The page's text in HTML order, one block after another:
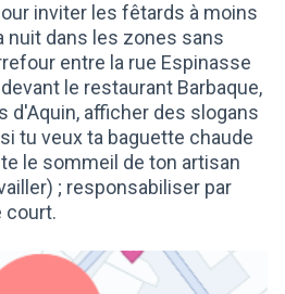
inviter les fêtards à moins
nuit dans les zones sans
entre la rue Espinasse
le restaurant Barbaque,
d'Aquin, afficher des slogans
tu veux ta baguette chaude
le sommeil de ton artisan
; responsabiliser par
court.